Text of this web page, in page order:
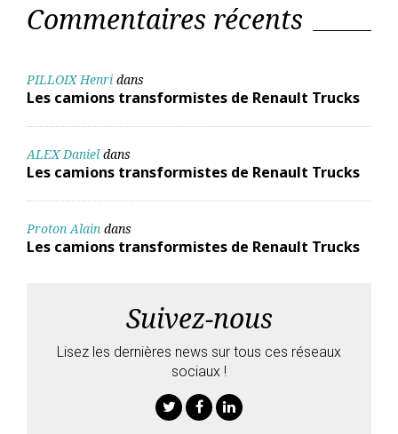
Commentaires récents
PILLOIX Henri dans
Les camions transformistes de Renault Trucks
ALEX Daniel dans
Les camions transformistes de Renault Trucks
Proton Alain dans
Les camions transformistes de Renault Trucks
Suivez-nous
Lisez les dernières news sur tous ces réseaux
sociaux !